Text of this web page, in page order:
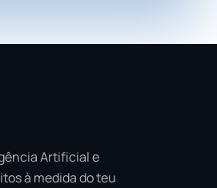
Artificial e
à medida do teu